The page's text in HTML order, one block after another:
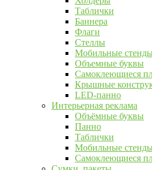
Таблички
Баннера
Флаги
Стеллы
Мобильные
Объемные буквы
Самоклеющиеся
Крышные
LED-панно
Интерьерная реклама
Объёмные буквы
Панно
Таблички
Мобильные
Самоклеющиеся